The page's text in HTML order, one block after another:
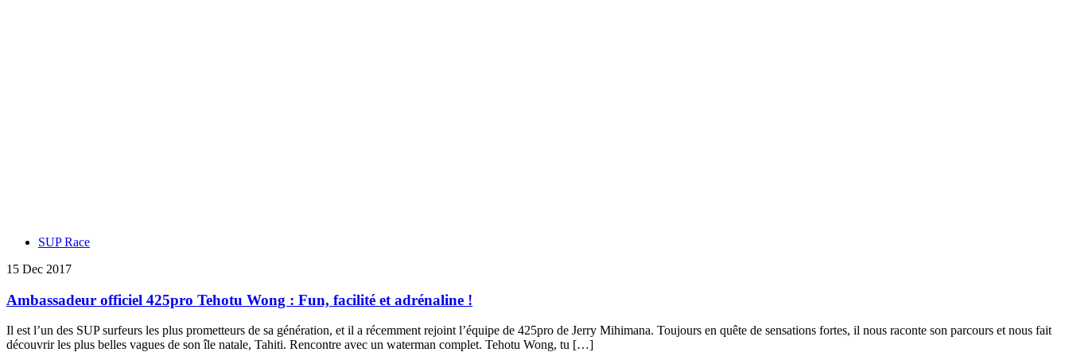
SUP Race
15 Dec 2017
Ambassadeur officiel 425pro Tehotu Wong : Fun, facilité et adrénaline !
Il est l’un des SUP surfeurs les plus prometteurs de sa génération, et il a récemment rejoint l’équipe de 425pro de Jerry Mihimana. Toujours en quête de sensations fortes, il nous raconte son parcours et nous fait
découvrir les plus belles vagues de son île natale, Tahiti. Rencontre avec un waterman complet. Tehotu Wong, tu […]